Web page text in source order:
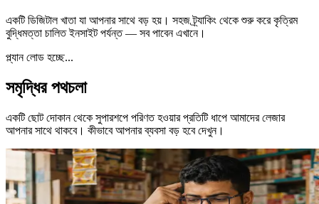
একটি ডিজিটাল খাতা যা আপনার সাথে বড় হয়। সহজ ট্র্যাকিং থেকে শুরু করে কৃত্রিম
বুদ্ধিমত্তা চালিত ইনসাইট পর্যন্ত — সব পাবেন এখানে।
প্ল্যান লোড হচ্ছে...
সমৃদ্ধির পথচলা
একটি ছোট দোকান থেকে সুপারশপে পরিণত হওয়ার প্রতিটি ধাপে আমাদের লেজার
আপনার সাথে থাকবে। কীভাবে আপনার ব্যবসা বড় হবে দেখুন।